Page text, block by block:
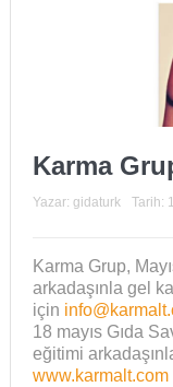
Karma
Yazar: gidaturk Tarih:
Karma Grup,
arkadaşınla gel
için
18 mayıs Gıda
eğitimi
www.karmalt.com